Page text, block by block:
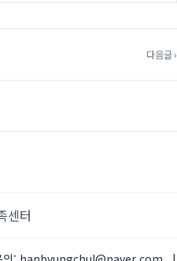
다음글 ›
센터